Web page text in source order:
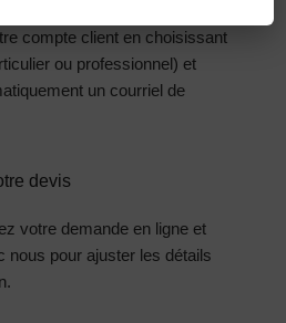
compte client en choisissant
ou professionnel) et
un courriel de
devis
votre demande en ligne et
nous pour ajuster les détails